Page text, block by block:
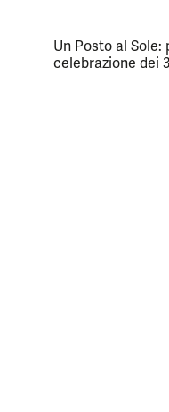
Un Posto al Sole:
celebrazione dei